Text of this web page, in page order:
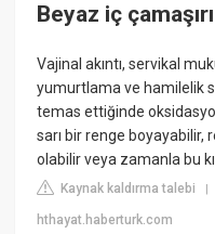
Beyaz iç
Vajinal akıntı, servikal
yumurtlama ve hamilelik
temas ettiğinde
sarı bir renge
olabilir veya zamanla bu
Kaynak kaldırma talebi
hthayat.haberturk.com